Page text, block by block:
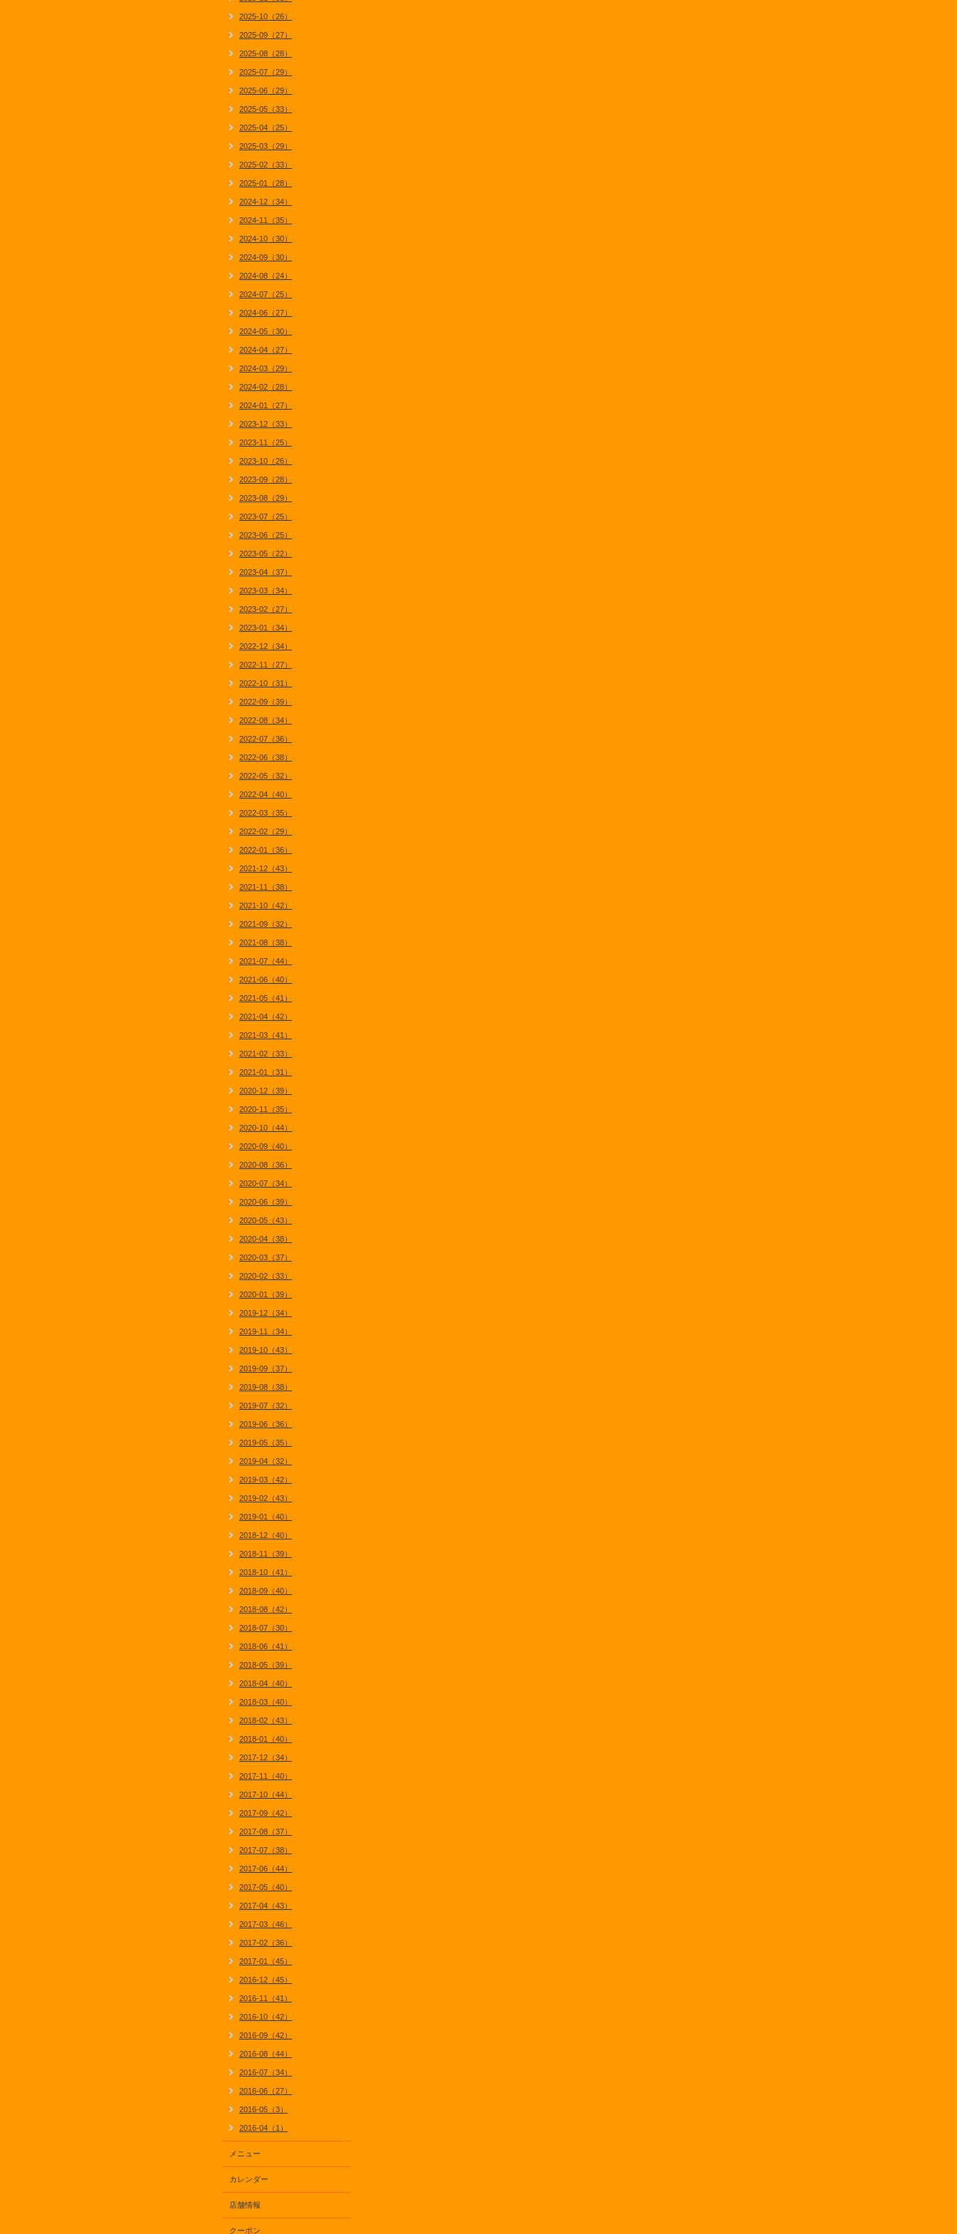
2025-10（26）
2025-09（27）
2025-08（28）
2025-07（29）
2025-06（29）
2025-05（33）
2025-04（25）
2025-03（29）
2025-02（33）
2025-01（28）
2024-12（34）
2024-11（35）
2024-10（30）
2024-09（30）
2024-08（24）
2024-07（25）
2024-06（27）
2024-05（30）
2024-04（27）
2024-03（29）
2024-02（28）
2024-01（27）
2023-12（33）
2023-11（25）
2023-10（26）
2023-09（28）
2023-08（29）
2023-07（25）
2023-06（25）
2023-05（22）
2023-04（37）
2023-03（34）
2023-02（27）
2023-01（34）
2022-12（34）
2022-11（27）
2022-10（31）
2022-09（39）
2022-08（34）
2022-07（36）
2022-06（38）
2022-05（32）
2022-04（40）
2022-03（35）
2022-02（29）
2022-01（36）
2021-12（43）
2021-11（38）
2021-10（42）
2021-09（32）
2021-08（38）
2021-07（44）
2021-06（40）
2021-05（41）
2021-04（42）
2021-03（41）
2021-02（33）
2021-01（31）
2020-12（39）
2020-11（35）
2020-10（44）
2020-09（40）
2020-08（36）
2020-07（34）
2020-06（39）
2020-05（43）
2020-04（38）
2020-03（37）
2020-02（33）
2020-01（39）
2019-12（34）
2019-11（34）
2019-10（43）
2019-09（37）
2019-08（38）
2019-07（32）
2019-06（36）
2019-05（35）
2019-04（32）
2019-03（42）
2019-02（43）
2019-01（40）
2018-12（40）
2018-11（39）
2018-10（41）
2018-09（40）
2018-08（42）
2018-07（30）
2018-06（41）
2018-05（39）
2018-04（40）
2018-03（40）
2018-02（43）
2018-01（40）
2017-12（34）
2017-11（40）
2017-10（44）
2017-09（42）
2017-08（37）
2017-07（38）
2017-06（44）
2017-05（40）
2017-04（43）
2017-03（46）
2017-02（36）
2017-01（45）
2016-12（45）
2016-11（41）
2016-10（42）
2016-09（42）
2016-08（44）
2016-07（34）
2016-06（27）
2016-05（3）
2016-04（1）
メニュー
カレンダー
店舗情報
クーポン